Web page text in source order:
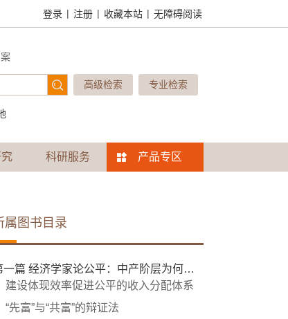
登录 | 注册 | 收藏本站 | 无障碍阅读
高级检索 专业检索
科研服务 产品专区
属图书目录
第一篇 经济学家论公平：中产阶层为何焦虑？
建设体现效率促进公平的收入分配体系
“先富”与“共富”的辩证法